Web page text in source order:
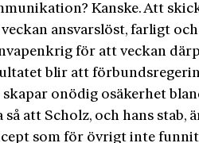
Kanske. Att
veckan ansvarslöst, farligt
för att veckan
blir att
skapar onödig osäkerhet
så att Scholz, och hans
som för övrigt inte